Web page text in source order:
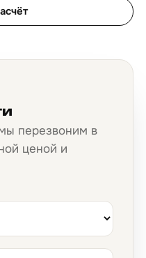
перезвоним в
ценой и